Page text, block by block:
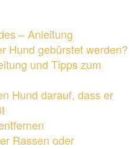
– Anleitung
Hund gebürstet werden?
und Tipps zum
Hund darauf, dass er
Rassen oder